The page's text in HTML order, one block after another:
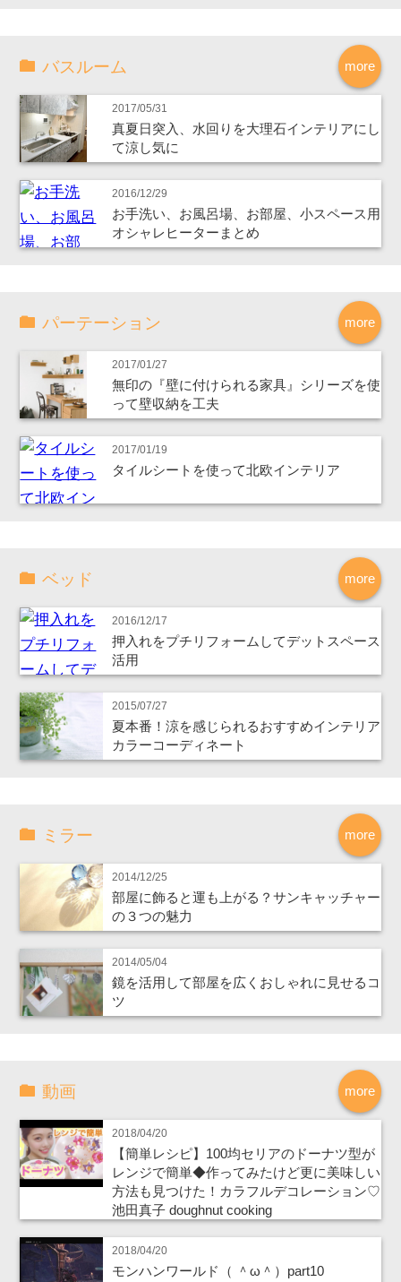
more
バスルーム
2017/05/31
真夏日突入、水回りを大理石インテリアにし
て涼し気に
2016/12/29
お手洗い、お風呂場、お部屋、小スペース用
オシャレヒーターまとめ
more
パーテーション
2017/01/27
無印の『壁に付けられる家具』シリーズを使
って壁収納を工夫
2017/01/19
タイルシートを使って北欧インテリア
more
ベッド
2016/12/17
押入れをプチリフォームしてデットスペース
活用
2015/07/27
夏本番！涼を感じられるおすすめインテリア
カラーコーディネート
more
ミラー
2014/12/25
部屋に飾ると運も上がる？サンキャッチャー
の３つの魅力
2014/05/04
鏡を活用して部屋を広くおしゃれに見せるコ
ツ
more
動画
2018/04/20
【簡単レシピ】100均セリアのドーナツ型が
レンジで簡単◆作ってみたけど更に美味しい
方法も見つけた！カラフルデコレーション♡
池田真子 doughnut cooking
2018/04/20
モンハンワールド（ ＾ω＾）part10